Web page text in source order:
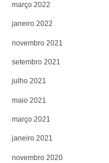
março 2022
janeiro 2022
novembro 2021
setembro 2021
julho 2021
maio 2021
março 2021
janeiro 2021
novembro 2020